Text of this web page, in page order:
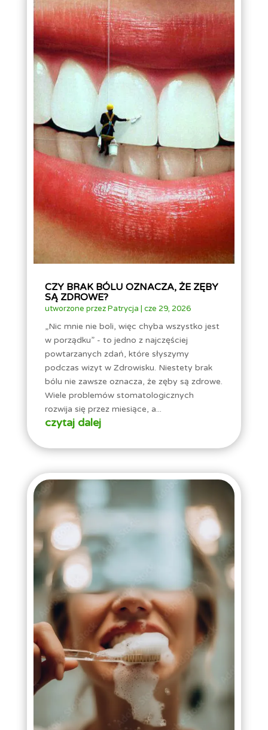
CZY BRAK BÓLU OZNACZA, ŻE ZĘBY
SĄ ZDROWE?
utworzone przezPatrycja | cze 29, 2026
„Nic mnie nie boli, więc chyba wszystko jest
w porządku” - to jedno z najczęściej
powtarzanych zdań, które słyszymy
podczas wizyt w Zdrowisku. Niestety brak
bólu nie zawsze oznacza, że zęby są zdrowe.
Wiele problemów stomatologicznych
rozwija się przez miesiące, a...
czytaj dalej